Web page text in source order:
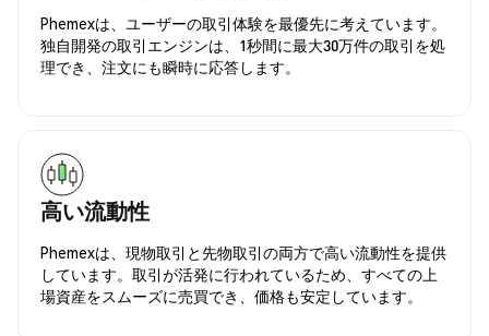
Phemexは、ユーザーの取引体験を最優先に考えています。
独自開発の取引エンジンは、1秒間に最大30万件の取引を処
理でき、注文にも瞬時に応答します。
高い流動性
Phemexは、現物取引と先物取引の両方で高い流動性を提供
しています。取引が活発に行われているため、すべての上
場資産をスムーズに売買でき、価格も安定しています。